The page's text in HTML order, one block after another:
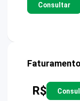
Consultar
R$